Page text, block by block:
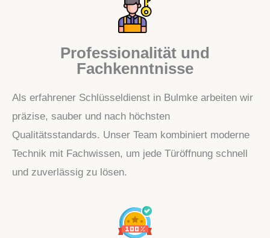
Professionalität und
Fachkenntnisse
Als erfahrener Schlüsseldienst in Bulmke arbeiten wir
präzise, sauber und nach höchsten
Qualitätsstandards. Unser Team kombiniert moderne
Technik mit Fachwissen, um jede Türöffnung schnell
und zuverlässig zu lösen.